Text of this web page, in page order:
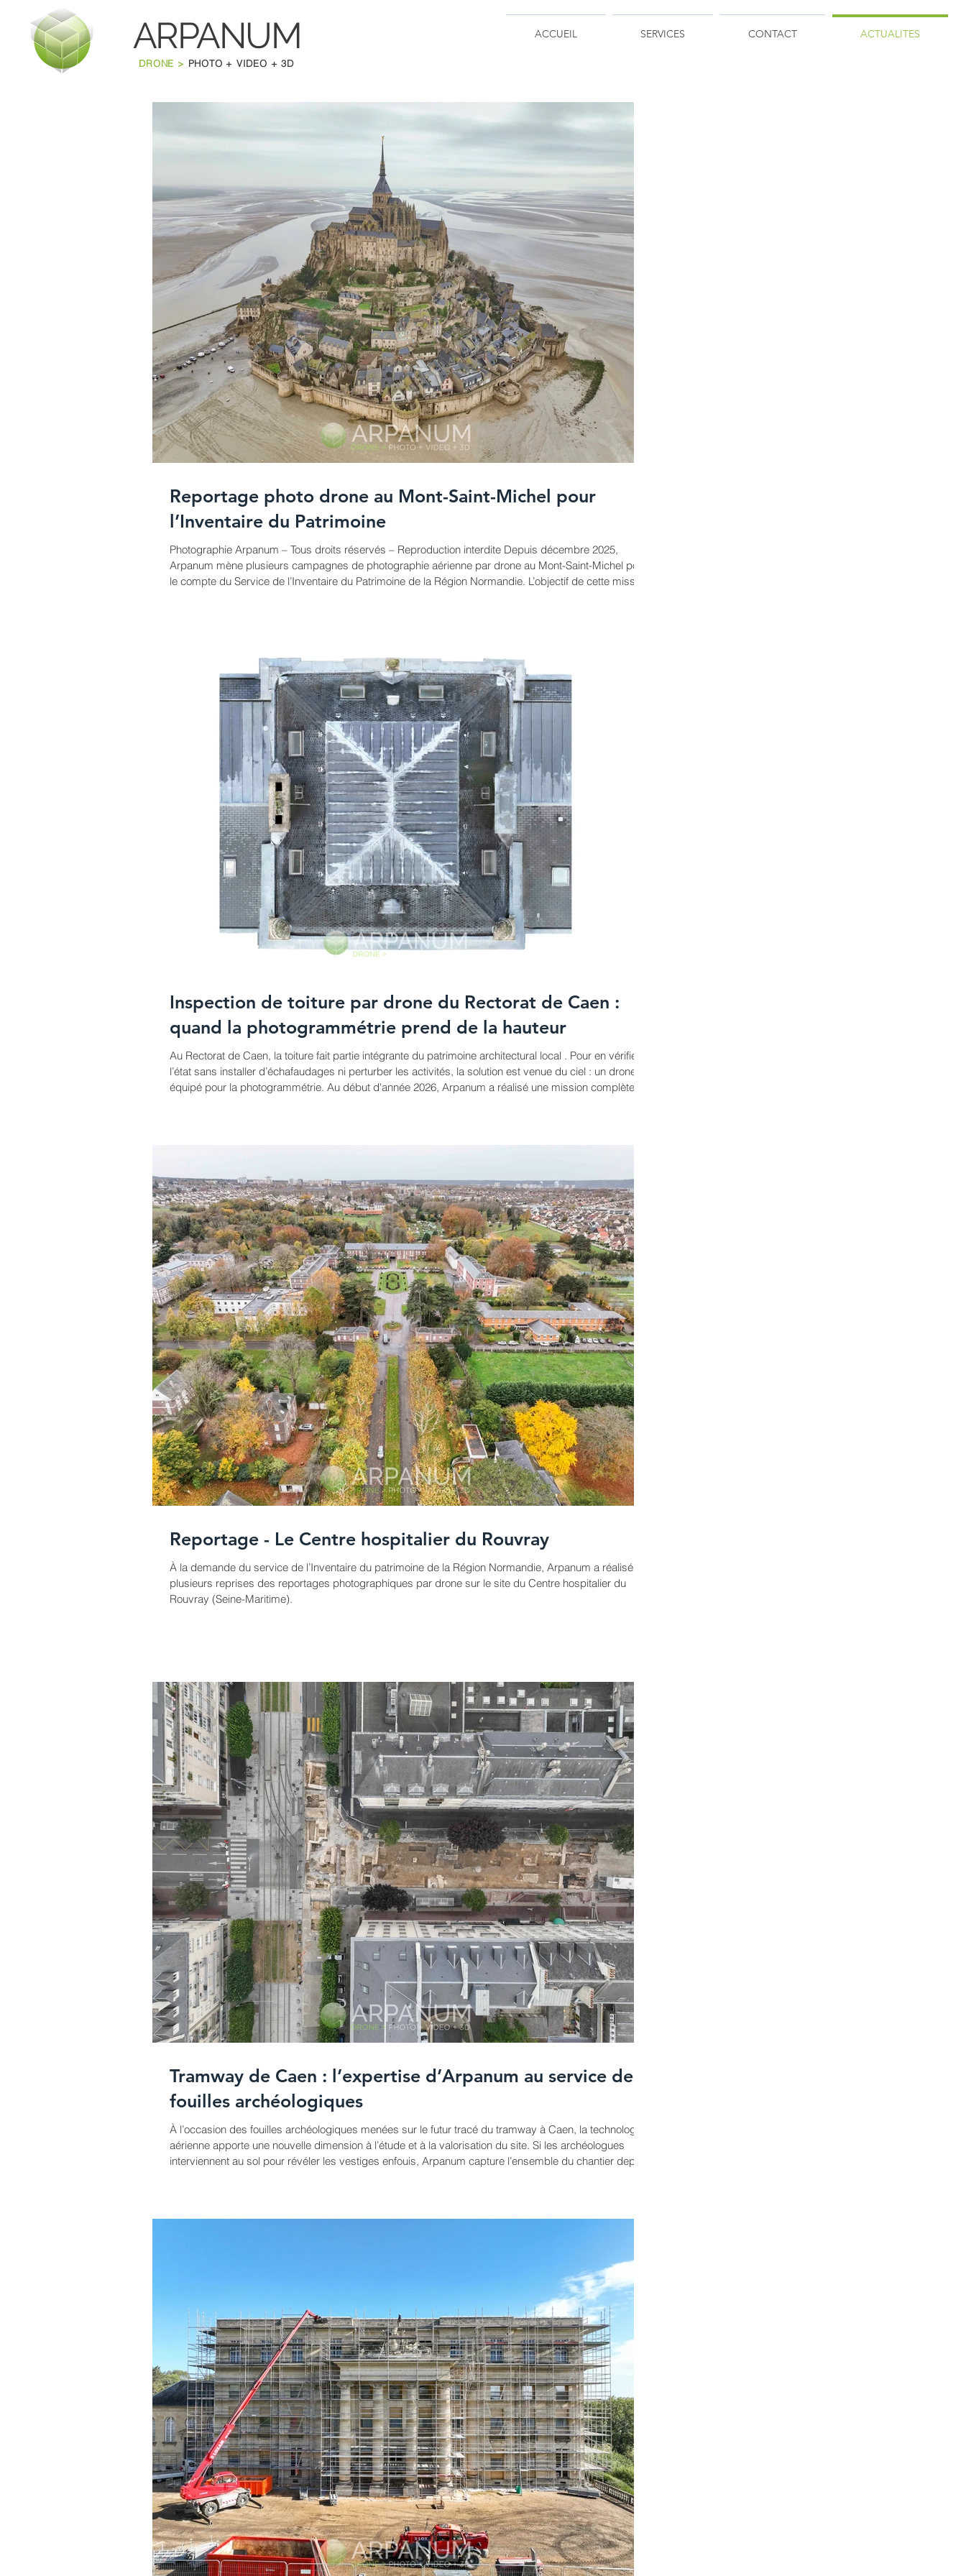
ARPANUM
DRONE > PHOTO + VIDEO + 3D
ACCUEIL SERVICES CONTACT ACTUALITES
Reportage photo drone au Mont-Saint-Michel pour
l’Inventaire du Patrimoine
Photographie Arpanum – Tous droits réservés – Reproduction interdite Depuis décembre 2025,
Arpanum mène plusieurs campagnes de photographie aérienne par drone au Mont-Saint-Michel pour
le compte du Service de l’Inventaire du Patrimoine de la Région Normandie. L’objectif de cette mission
Inspection de toiture par drone du Rectorat de Caen :
quand la photogrammétrie prend de la hauteur
Au Rectorat de Caen, la toiture fait partie intégrante du patrimoine architectural local . Pour en vérifier
l’état sans installer d’échafaudages ni perturber les activités, la solution est venue du ciel : un drone
équipé pour la photogrammétrie. Au début d'année 2026, Arpanum a réalisé une mission complète
Reportage - Le Centre hospitalier du Rouvray
À la demande du service de l’Inventaire du patrimoine de la Région Normandie, Arpanum a réalisé à
plusieurs reprises des reportages photographiques par drone sur le site du Centre hospitalier du
Rouvray (Seine-Maritime).
Tramway de Caen : l’expertise d’Arpanum au service des
fouilles archéologiques
À l’occasion des fouilles archéologiques menées sur le futur tracé du tramway à Caen, la technologie
aérienne apporte une nouvelle dimension à l’étude et à la valorisation du site. Si les archéologues
interviennent au sol pour révéler les vestiges enfouis, Arpanum capture l’ensemble du chantier depuis